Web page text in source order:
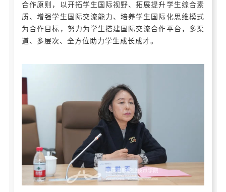
合作原则，以开拓学生国际视野、拓展提升学生综合素
质、增强学生国际交流能力、培养学生国际化思维模式
为合作目标，努力为学生搭建国际交流合作平台，多渠
道、多层次、全方位助力学生成长成才。